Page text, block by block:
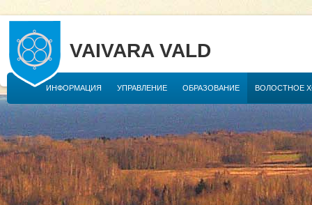
VAIVARA VALD
ИНФОРМАЦИЯ УПРАВЛЕНИЕ ОБРАЗОВАНИЕ ВОЛОСТНОЕ